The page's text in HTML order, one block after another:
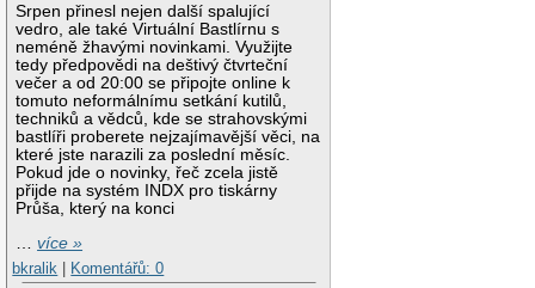
Srpen přinesl nejen další spalující
vedro, ale také Virtuální Bastlírnu s
neméně žhavými novinkami. Využijte
tedy předpovědi na deštivý čtvrteční
večer a od 20:00 se připojte online k
tomuto neformálnímu setkání kutilů,
techniků a vědců, kde se strahovskými
bastlíři proberete nejzajímavější věci, na
které jste narazili za poslední měsíc.
Pokud jde o novinky, řeč zcela jistě
přijde na systém INDX pro tiskárny
Průša, který na konci
…více »
bkralik
Komentářů: 0